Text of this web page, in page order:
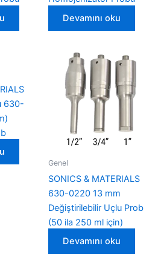
Devamını oku
630-
Genel
SONICS & MATERIALS
630-0220 13 mm
Değiştirilebilir Uçlu Prob
(50 ila 250 ml için)
Devamını oku